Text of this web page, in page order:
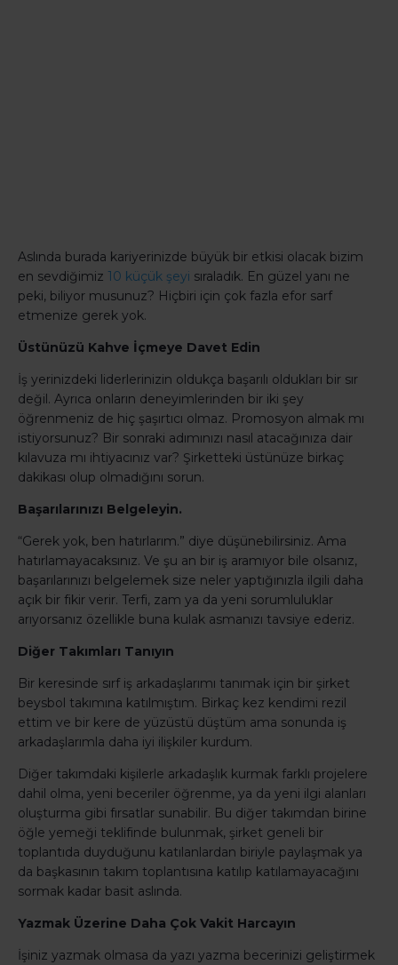
Aslında burada kariyerinizde büyük bir etkisi olacak bizim
en sevdiğimiz 10 küçük şeyi sıraladık. En güzel yanı ne
peki, biliyor musunuz? Hiçbiri için çok fazla efor sarf
etmenize gerek yok.
Üstünüzü Kahve İçmeye Davet Edin
İş yerinizdeki liderlerinizin oldukça başarılı oldukları bir sır
değil. Ayrıca onların deneyimlerinden bir iki şey
öğrenmeniz de hiç şaşırtıcı olmaz. Promosyon almak mı
istiyorsunuz? Bir sonraki adımınızı nasıl atacağınıza dair
kılavuza mı ihtiyacınız var? Şirketteki üstünüze birkaç
dakikası olup olmadığını sorun.
Başarılarınızı Belgeleyin.
“Gerek yok, ben hatırlarım.” diye düşünebilirsiniz. Ama
hatırlamayacaksınız. Ve şu an bir iş aramıyor bile olsanız,
başarılarınızı belgelemek size neler yaptığınızla ilgili daha
açık bir fikir verir. Terfi, zam ya da yeni sorumluluklar
arıyorsanız özellikle buna kulak asmanızı tavsiye ederiz.
Diğer Takımları Tanıyın
Bir keresinde sırf iş arkadaşlarımı tanımak için bir şirket
beysbol takımına katılmıştım. Birkaç kez kendimi rezil
ettim ve bir kere de yüzüstü düştüm ama sonunda iş
arkadaşlarımla daha iyi ilişkiler kurdum.
Diğer takımdaki kişilerle arkadaşlık kurmak farklı projelere
dahil olma, yeni beceriler öğrenme, ya da yeni ilgi alanları
oluşturma gibi fırsatlar sunabilir. Bu diğer takımdan birine
öğle yemeği teklifinde bulunmak, şirket geneli bir
toplantıda duyduğunu katılanlardan biriyle paylaşmak ya
da başkasının takım toplantısına katılıp katılamayacağını
sormak kadar basit aslında.
Yazmak Üzerine Daha Çok Vakit Harcayın
İşiniz yazmak olmasa da yazı yazma becerinizi geliştirmek